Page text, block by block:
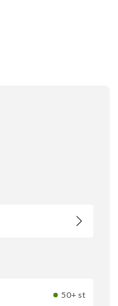
50+ st